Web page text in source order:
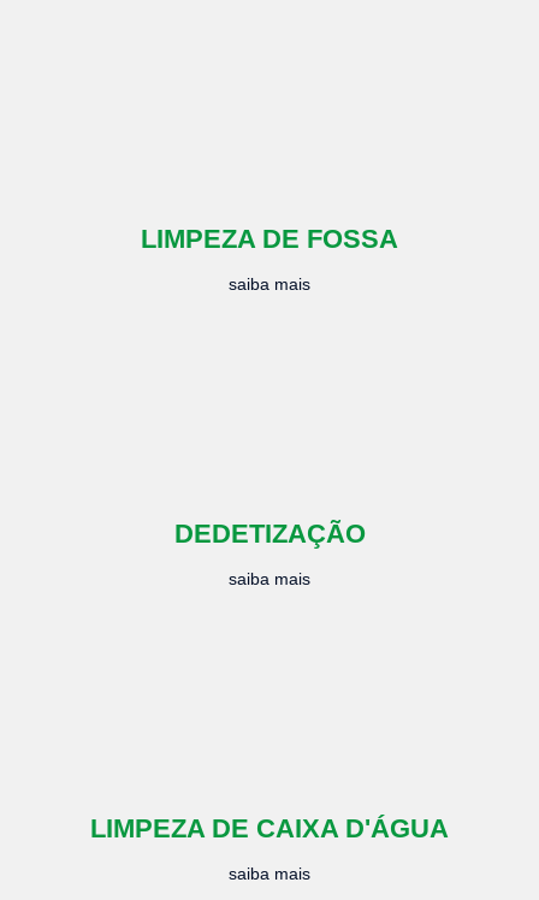
LIMPEZA DE FOSSA
saiba mais
DEDETIZAÇÃO
saiba mais
LIMPEZA DE CAIXA D'ÁGUA
saiba mais